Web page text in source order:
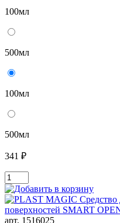
100мл
500мл
100мл
500мл
341 ₽
арт. 1516025